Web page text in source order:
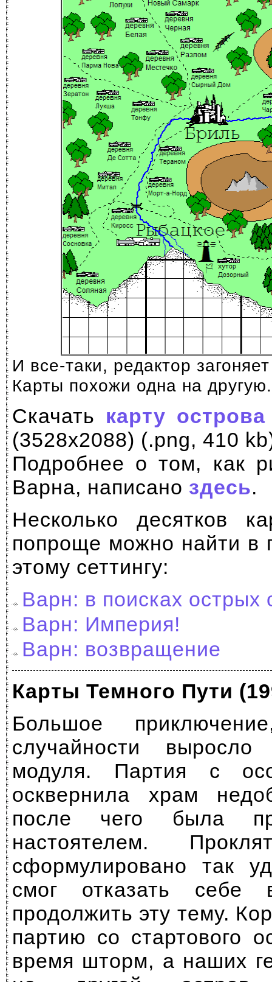
И все-таки, редактор
Карты похожи одна на
Скачать карту острова
(3528x2088) (.png, 410
Подробнее о том, как
Варна, написано здесь.
Несколько десятков
попроще можно найти в
этому сеттингу:
Варн: в поисках
Варн: Империя!
Варн: возвращение
Карты Темного Пути
Большое
случайности
модуля. Партия с
осквернила храм
после чего была
настоятелем.
сформулировано так
смог отказать себе
продолжить эту тему.
партию со стартового
время шторм, а наших